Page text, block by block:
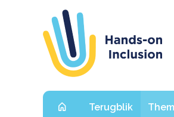
Hoofdmenu
Terugblik